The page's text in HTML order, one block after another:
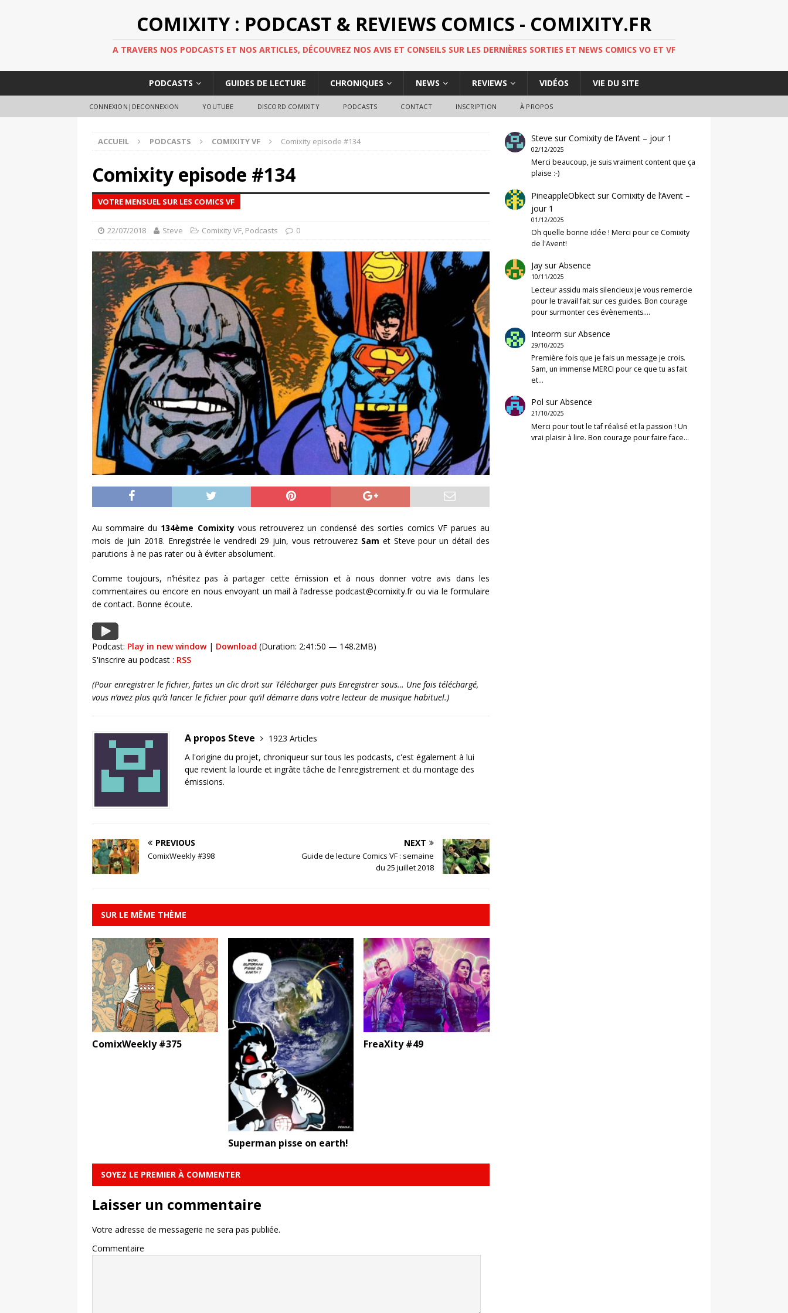
COMIXITY : PODCAST & REVIEWS COMICS - COMIXITY.FR
A TRAVERS NOS PODCASTS ET NOS ARTICLES, DÉCOUVREZ NOS AVIS ET CONSEILS SUR LES DERNIÈRES SORTIES ET NEWS COMICS VO ET VF
PODCASTS GUIDES DE LECTURE CHRONIQUES NEWS REVIEWS VIDÉOS VIE DU SITE
CONNEXION|DECONNEXION YOUTUBE DISCORD COMIXITY PODCASTS CONTACT INSCRIPTION À PROPOS
ACCUEIL PODCASTS COMIXITY VF Comixity episode #134
Comixity episode #134
VOTRE MENSUEL SUR LES COMICS VF
22/07/2018 Steve Comixity VF, Podcasts 0
Au sommaire du 134ème Comixityvous retrouverez un condensé des sorties comics VF parues au
mois de juin 2018. Enregistrée le vendredi 29 juin, vous retrouverez Sam et Steve pour un détail des
parutions à ne pas rater ou à éviter absolument.
Comme toujours, n’hésitez pas à partager cette émission et à nous donner votre avis dans les
commentaires ou encore en nous envoyant un mail à l’adresse podcast@comixity.fr ou via le formulaire
de contact. Bonne écoute.
Podcast: Play in new window| Download (Duration: 2:41:50 — 148.2MB)
S'inscrire au podcast : RSS
(Pour enregistrer le fichier, faites un clic droit sur Télécharger puis Enregistrer sous… Une fois téléchargé,
vous n’avez plus qu’à lancer le fichier pour qu’il démarre dans votre lecteur de musique habituel.)
A propos Steve
1923 Articles
A l'origine du projet, chroniqueur sur tous les podcasts, c'est également à lui
que revient la lourde et ingrâte tâche de l'enregistrement et du montage des
émissions.
PREVIOUS
ComixWeekly #398
NEXT
Guide de lecture Comics VF : semaine
du 25 juillet 2018
SUR LE MÊME THÈME
ComixWeekly #375
Superman pisse on earth!
FreaXity #49
SOYEZ LE PREMIER À COMMENTER
Laisser un commentaire
Votre adresse de messagerie ne sera pas publiée.
Commentaire
Steve surComixity de l’Avent – jour 1
02/12/2025
Merci beaucoup, je suis vraiment content que ça
plaise :-)
PineappleObkect surComixity de l’Avent –
jour 1
01/12/2025
Oh quelle bonne idée ! Merci pour ce Comixity
de l'Avent!
Jay surAbsence
10/11/2025
Lecteur assidu mais silencieux je vous remercie
pour le travail fait sur ces guides. Bon courage
pour surmonter ces évènements.…
Inteorm surAbsence
29/10/2025
Première fois que je fais un message je crois.
Sam, un immense MERCI pour ce que tu as fait
et…
Pol surAbsence
21/10/2025
Merci pour tout le taf réalisé et la passion ! Un
vrai plaisir à lire. Bon courage pour faire face…